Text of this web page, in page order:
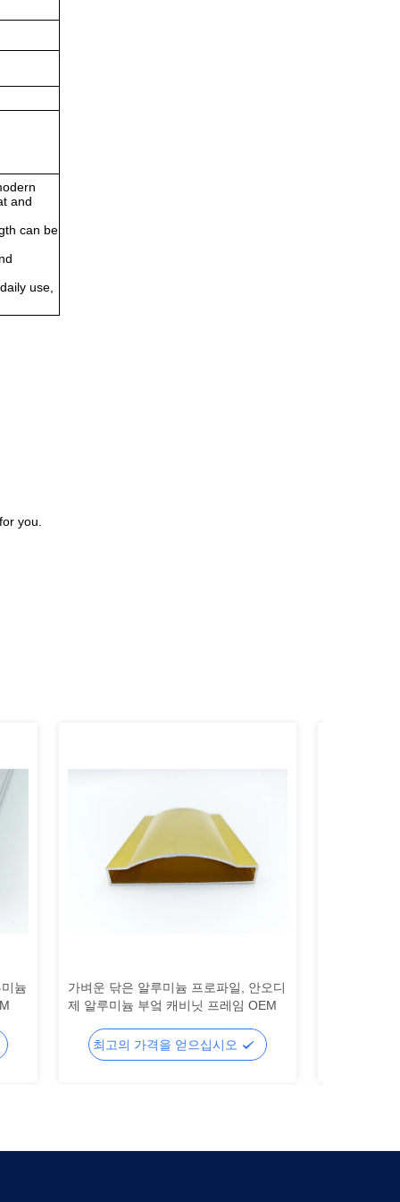
and
can be
use,
you.
늄
가벼운 닦은 알루미늄 프로파일, 안오디
제 알루미늄 부엌 캐비닛 프레임 OEM
최고의 가격을 얻으십시오